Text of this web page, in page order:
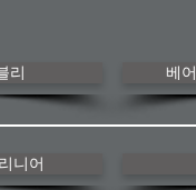
리 베
니어